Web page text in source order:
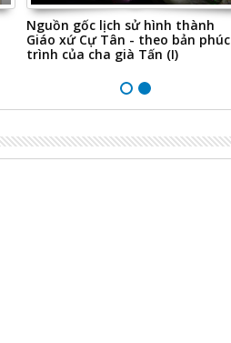
Nguồn gốc lịch sử hình thành
Giáo xứ Cự Tân - theo bản phúc
trình của cha già Tấn (I)